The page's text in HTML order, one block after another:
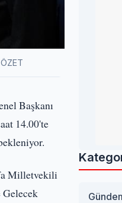
Başkanı
14.00'te
Milletvekili
Gelecek